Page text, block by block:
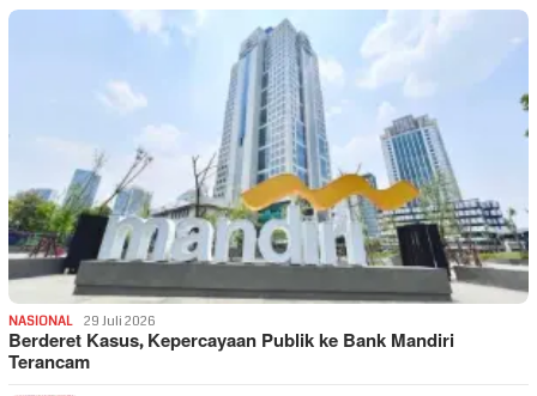
NASIONAL 29 Juli 2026
Berderet Kasus, Kepercayaan Publik ke Bank Mandiri
Terancam